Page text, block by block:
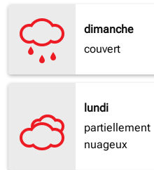
dimanche
couvert
lundi
partiellement
nuageux